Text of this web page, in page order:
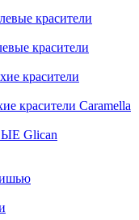
красители
красители
красители
красители Caramella
Glican